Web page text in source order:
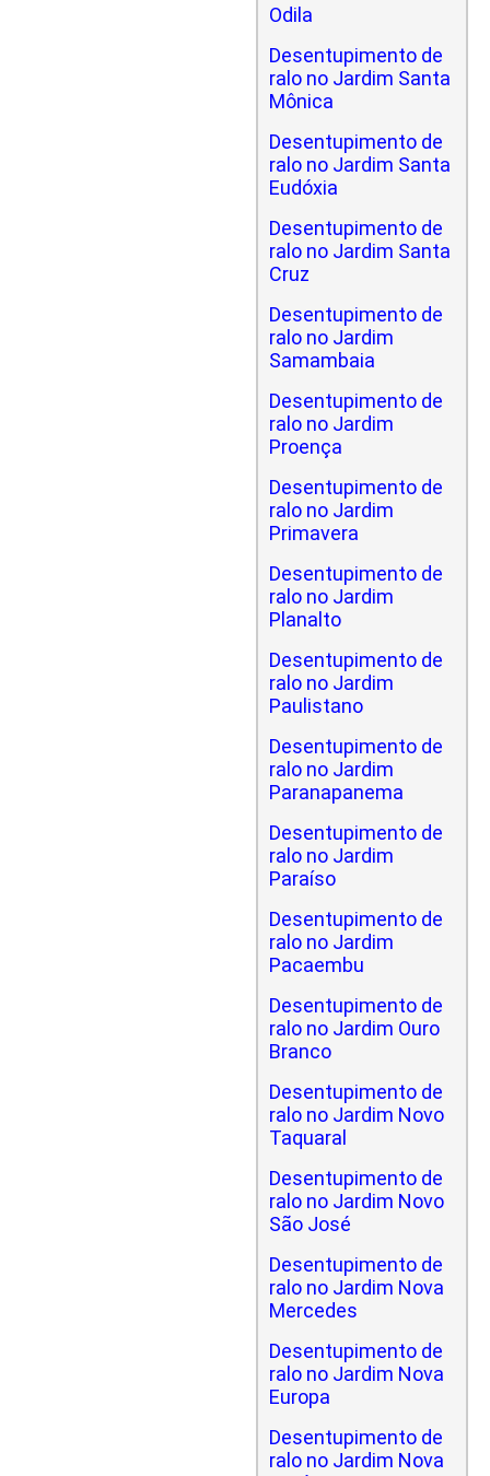
Odila
Desentupimento de
ralo no Jardim Santa
Mônica
Desentupimento de
ralo no Jardim Santa
Eudóxia
Desentupimento de
ralo no Jardim Santa
Cruz
Desentupimento de
ralo no Jardim
Samambaia
Desentupimento de
ralo no Jardim
Proença
Desentupimento de
ralo no Jardim
Primavera
Desentupimento de
ralo no Jardim
Planalto
Desentupimento de
ralo no Jardim
Paulistano
Desentupimento de
ralo no Jardim
Paranapanema
Desentupimento de
ralo no Jardim
Paraíso
Desentupimento de
ralo no Jardim
Pacaembu
Desentupimento de
ralo no Jardim Ouro
Branco
Desentupimento de
ralo no Jardim Novo
Taquaral
Desentupimento de
ralo no Jardim Novo
São José
Desentupimento de
ralo no Jardim Nova
Mercedes
Desentupimento de
ralo no Jardim Nova
Europa
Desentupimento de
ralo no Jardim Nova